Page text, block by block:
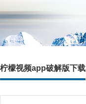
柠檬视频app破解版下载